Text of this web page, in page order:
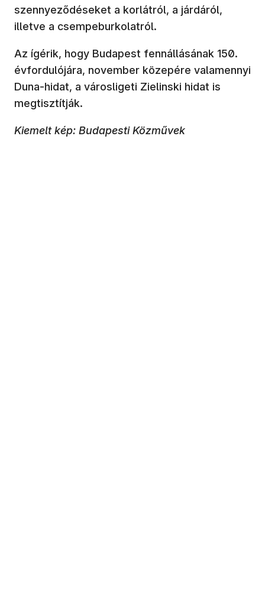
szennyeződéseket a korlátról, a járdáról,
illetve a csempeburkolatról.
Az ígérik, hogy Budapest fennállásának 150.
évfordulójára, november közepére valamennyi
Duna-hidat, a városligeti Zielinski hidat is
megtisztítják.
Kiemelt kép: Budapesti Közművek